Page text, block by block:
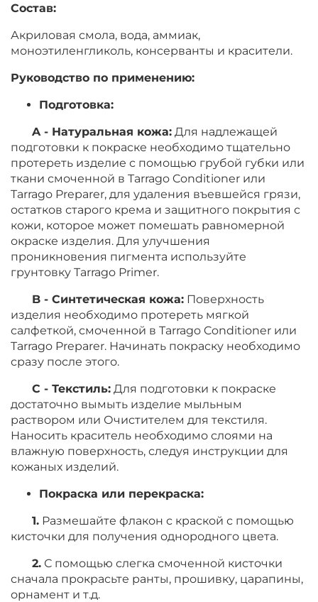
Состав:
Акриловая смола, вода, аммиак,
моноэтиленгликоль, консерванты и красители.
Руководство по применению:
Подготовка:
A - Натуральная кожа: Для надлежащей
подготовки к покраске необходимо тщательно
протереть изделие с помощью грубой губки или
ткани смоченной в Tarrago Conditioner или
Tarrago Preparer, для удаления въевшейся грязи,
остатков старого крема и защитного покрытия с
кожи, которое может помешать равномерной
окраске изделия. Для улучшения
проникновения пигмента используйте
грунтовку Tarrago Primer.
B - Синтетическая кожа: Поверхность
изделия необходимо протереть мягкой
салфеткой, смоченной в Tarrago Conditioner или
Tarrago Preparer. Начинать покраску необходимо
сразу после этого.
C - Текстиль: Для подготовки к покраске
достаточно вымыть изделие мыльным
раствором или Очистителем для текстиля.
Наносить краситель необходимо слоями на
влажную поверхность, следуя инструкции для
кожаных изделий.
Покраска или перекраска:
1. Размешайте флакон с краской с помощью
кисточки для получения однородного цвета.
2. С помощью слегка смоченной кисточки
сначала прокрасьте ранты, прошивку, царапины,
орнамент и т.д.